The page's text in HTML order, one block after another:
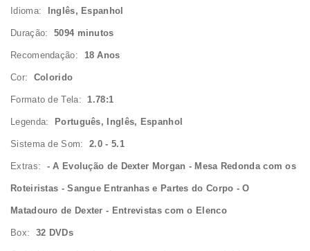
Idioma: Inglês, Espanhol
Duração: 5094 minutos
Recomendação: 18 Anos
Cor: Colorido
Formato de Tela:1.78:1
Legenda: Português, Inglês, Espanhol
Sistema de Som:2.0 - 5.1
Extras: - A Evolução de Dexter Morgan - Mesa Redonda com os
Roteiristas - Sangue Entranhas e Partes do Corpo - O
Matadouro de Dexter - Entrevistas com o Elenco
Box: 32 DVDs